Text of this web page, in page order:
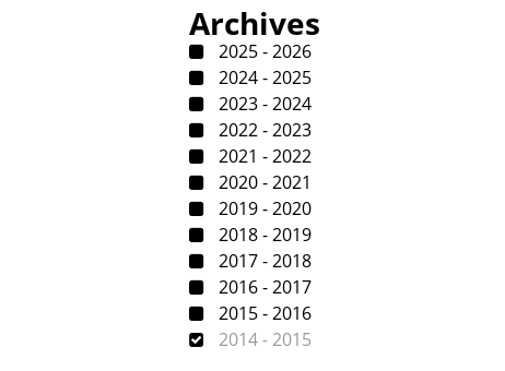
Archives
2025 - 2026
2024 - 2025
2023 - 2024
2022 - 2023
2021 - 2022
2020 - 2021
2019 - 2020
2018 - 2019
2017 - 2018
2016 - 2017
2015 - 2016
2014 - 2015